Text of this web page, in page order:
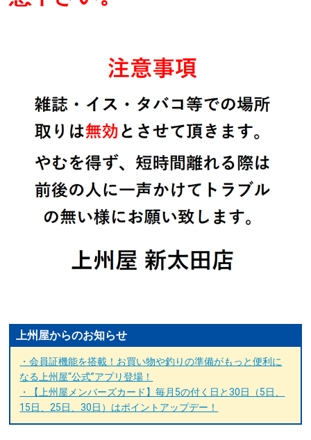
上州屋からのお知らせ
・会員証機能を搭載！お買い物や釣りの準備がもっと便利に
なる上州屋“公式”アプリ登場！
・【上州屋メンバーズカード】毎月5の付く日と30日（5日、
15日、25日、30日）はポイントアップデー！